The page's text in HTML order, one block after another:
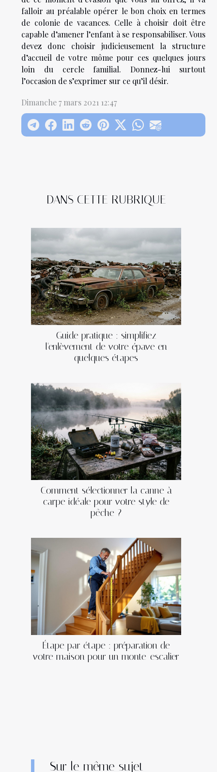
DANS CETTE RUBRIQUE
Guide pratique : simplifiez
l'enlèvement de votre épave en
quelques étapes
Comment sélectionner la canne à
carpe idéale pour votre style de
pêche ?
Étape par étape : préparation de
votre maison pour un monte-escalier
falloir au préalable opérer le bon choix en termes
de colonie de vacances. Celle à choisir doit être
capable d’amener l’enfant à se responsabiliser. Vous
devez donc choisir judicieusement la structure
d’accueil de votre môme pour ces quelques jours
loin du cercle familial. Donnez-lui surtout
l’occasion de s’exprimer sur ce qu’il désir.
Dimanche 7 mars 2021 12:47
Sur le même sujet